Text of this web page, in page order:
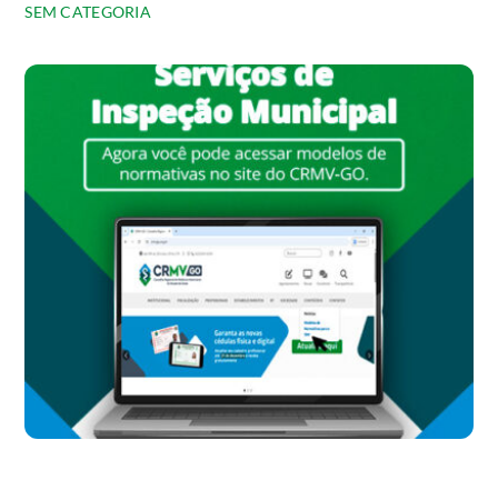
SEM CATEGORIA